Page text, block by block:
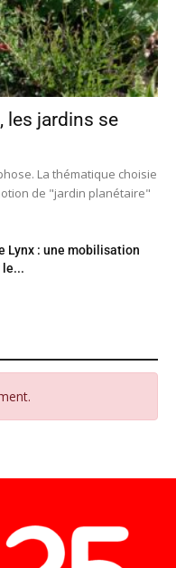
les jardins se
La thématique choisie
de "jardin planétaire"
Lynx : une mobilisation
le...